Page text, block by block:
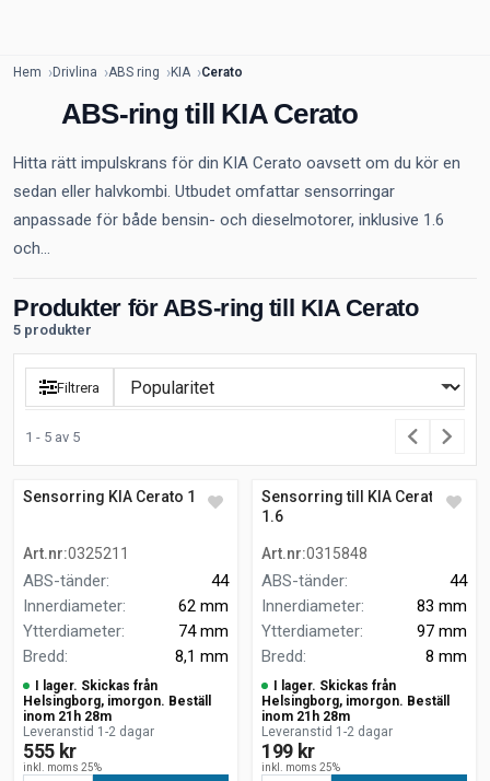
Hem Drivlina ABS ring KIA Cerato
ABS-ring till KIA Cerato
Hitta rätt impulskrans för din KIA Cerato oavsett om du kör en
sedan eller halvkombi. Utbudet omfattar sensorringar
anpassade för både bensin- och dieselmotorer, inklusive 1.6
och...
Produkter för ABS-ring till KIA Cerato
5 produkter
Filtrera
1 - 5 av 5
Sensorring KIA Cerato 1.6
Art.nr:0325211
ABS-tänder:
44
Innerdiameter:
62 mm
Ytterdiameter:
74 mm
Bredd: 8,1 mm
I lager. Skickas från
Helsingborg, imorgon. Beställ
inom 21h 28m
Leveranstid 1-2 dagar
555 kr
inkl. moms 25%
Sensorring till KIA Cerato
1.6
Art.nr:0315848
ABS-tänder:
44
Innerdiameter:
83 mm
Ytterdiameter:
97 mm
Bredd: 8 mm
I lager. Skickas från
Helsingborg, imorgon. Beställ
inom 21h 28m
Leveranstid 1-2 dagar
199 kr
inkl. moms 25%